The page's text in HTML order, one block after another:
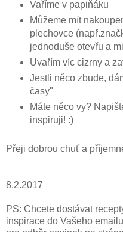
Vaříme v papiňáku
Můžeme mít
plechovce
jednoduše otevřu a
Uvařím víc cizrny a
Jestli něco zbude,
časy"
Máte něco vy?
inspiruji! :)
Přeji dobrou chuť a
8.2.2017
PS: Chcete dostávat
inspirace do Vašeho